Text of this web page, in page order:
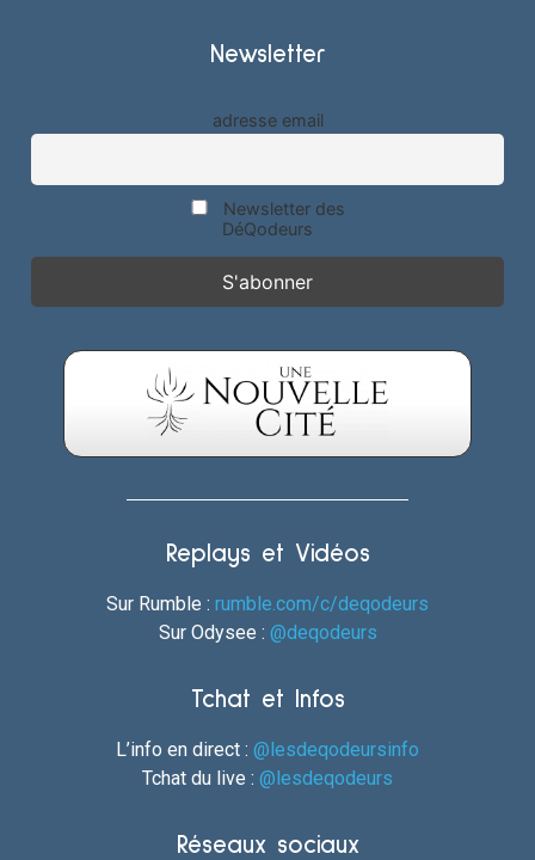
Newsletter
adresse email
Newsletter des
DéQodeurs
Replays et Vidéos
Sur Rumble : rumble.com/c/deqodeurs
Sur Odysee : @deqodeurs
Tchat et Infos
L’info en direct : @lesdeqodeursinfo
Tchat du live : @lesdeqodeurs
Réseaux sociaux